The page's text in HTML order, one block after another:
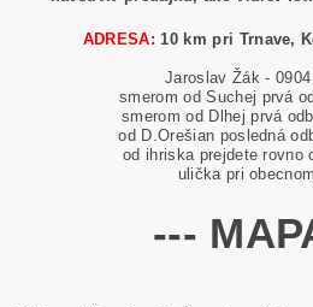
ADRESA:10 km pri Trnave,
Jaroslav Žák -
smerom od Suchej prvá
smerom od Dlhej prvá
od D.Orešian posledná
od ihriska prejdete rovno
ulička pri
---